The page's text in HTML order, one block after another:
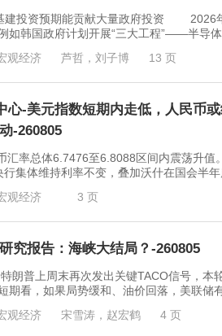
投资预期能贡献大量政府投资 2026年
如韩国政府计划开展“三大工程”——半导
观经济 芦哲，刘子博 13 页
心-美元指数短期内走低，人民币
-260805
率总体6.7476至6.8088区间内震荡升值
集体维持利率不变，叠加沃什在国会半
观经济 3 页
究报告：海峡大结局？-260805
周末再次发出关键TACO信号，本轮
期看，如果局势缓和、油价回落，美联储
观经济 宋雪涛，赵宏鹤 4 页